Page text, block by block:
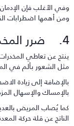
الأغلب فإن الإدمان
أهمها اضطرابات
عن تعاطي المخدرات
الشعور بألم في
إلى زيادة
والإسهال
يُصاب المريض بالعديد
عن قلة حركة المعدة.